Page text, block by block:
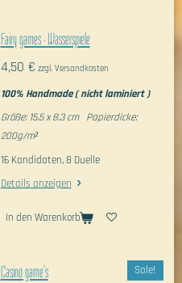
Fairy games - Wasserspiele
4,50 € zzgl. Versandkosten
100% Handmade ( nicht laminiert )
Größe: 15.5 x 8.3 cm Papierdicke:
200g/m²
16 Kandidaten, 8 Duelle
Details anzeigen
In den Warenkorb
Sale!
Casino game's